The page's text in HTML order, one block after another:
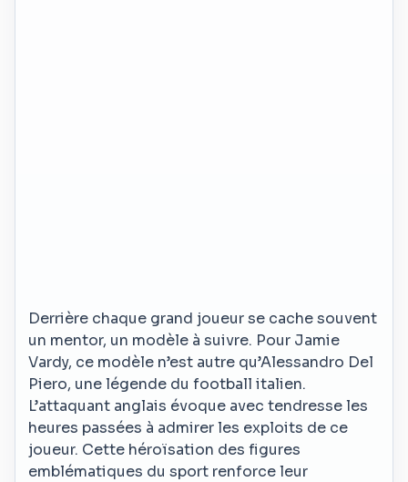
Derrière chaque grand joueur se cache souvent
un mentor, un modèle à suivre. Pour Jamie
Vardy, ce modèle n’est autre qu’Alessandro Del
Piero, une légende du football italien.
L’attaquant anglais évoque avec tendresse les
heures passées à admirer les exploits de ce
joueur. Cette héroïsation des figures
emblématiques du sport renforce leur